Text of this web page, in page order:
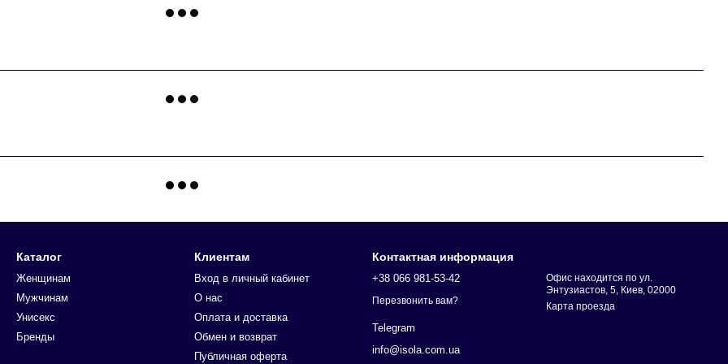
Каталог
Женщинам
Мужчинам
Унисекс
Бренды
Клиентам
Вход в личный кабинет
О нас
Оплата и доставка
Обмен и возврат
Публичная оферта
Контактная информация
+38 066 981-53-42
Перезвонить вам?
Telegram
info@isola.com.ua
Офис находится по ул.
Энтузиастов, 5, Киев, 02000
Карта проезда